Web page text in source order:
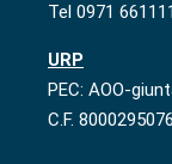
Tel 0971
URP
PEC: AOO-
C.F.